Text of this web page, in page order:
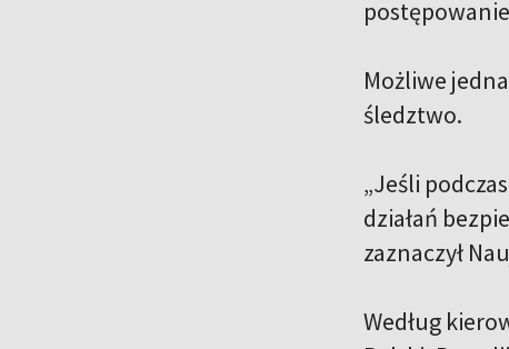
Możliwe
śledztwo.
„Jeśli
działań
zaznaczył
Według